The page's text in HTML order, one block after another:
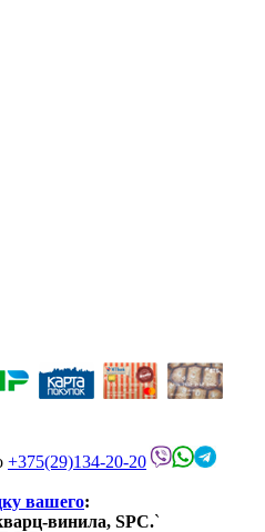
+375(29)134-20-20
вашего:
винила, SPC.`